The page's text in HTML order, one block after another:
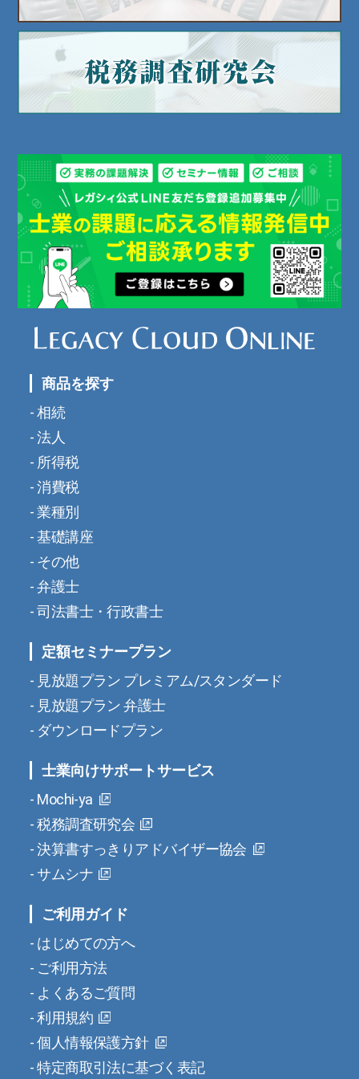
商品を探す
相続
法人
所得税
消費税
業種別
基礎講座
その他
弁護士
司法書士・行政書士
定額セミナープラン
見放題プラン プレミアム/スタンダード
見放題プラン 弁護士
ダウンロードプラン
士業向けサポートサービス
Mochi-ya
税務調査研究会
決算書すっきりアドバイザー協会
サムシナ
ご利用ガイド
はじめての方へ
ご利用方法
よくあるご質問
利用規約
個人情報保護方針
特定商取引法に基づく表記